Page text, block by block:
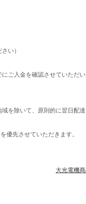
い）
ご入金を確認させていただ
を除いて、原則的に翌日配達
優先させていただきます。
大光電機